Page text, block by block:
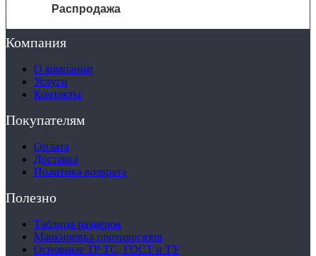
Распродажа
О компании
Доставка
Полезная информация
Таблица размеров
Основные ТР ТС, ГОСТ и ТУ
Все права защищены
Политика конфиденциальности
Компания
О компании
Услуги
Контакты
Покупателям
Оплата
Доставка
Политика возврата
Полезно
Таблица размеров
Маркировка противогазов
Основные ТР ТС, ГОСТ и ТУ